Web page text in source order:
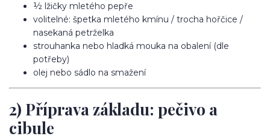
½ lžičky mletého pepře
volitelné: špetka mletého kmínu / trocha hořčice /
nasekaná petrželka
strouhanka nebo hladká mouka na obalení (dle
potřeby)
olej nebo sádlo na smažení
2) Příprava základu: pečivo a
cibule